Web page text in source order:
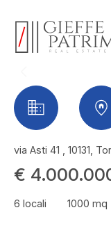
via Asti 41 , 10131,
€
6 locali 1000 mq